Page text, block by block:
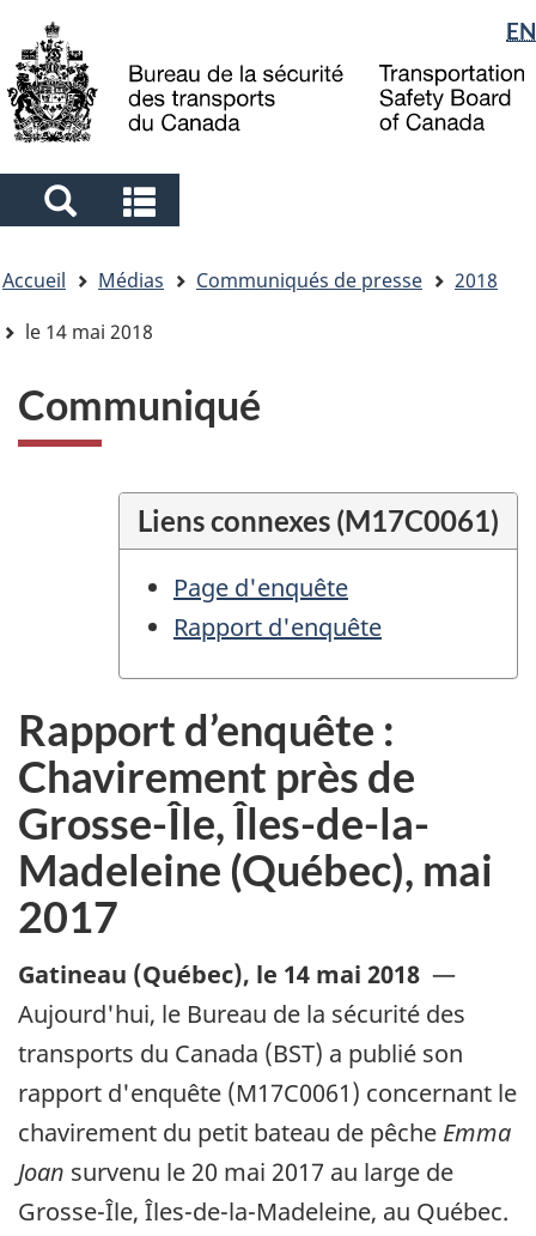
to
main
to
"About
government"
à
la
Sélection
de
la
langue
EN
Search
and
menus
and
menus
êtes
ici
Accueil Médias Communiqués de presse
2018
le 14 mai 2018
Communiqué
Liens connexes (M17C0061)
Page d'enquête
Rapport d'enquête
Rapport d’enquête :
Chavirement près de
Grosse-Île, Îles-de-la-
Madeleine (Québec), mai
2017
Gatineau (Québec), le 14 mai 2018 —
Aujourd'hui, le Bureau de la sécurité des
transports du Canada (BST) a publié son
rapport d'enquête (M17C0061) concernant le
chavirement du petit bateau de pêche Emma
Joan survenu le 20 mai 2017 au large de
Grosse-Île, Îles-de-la-Madeleine, au Québec.